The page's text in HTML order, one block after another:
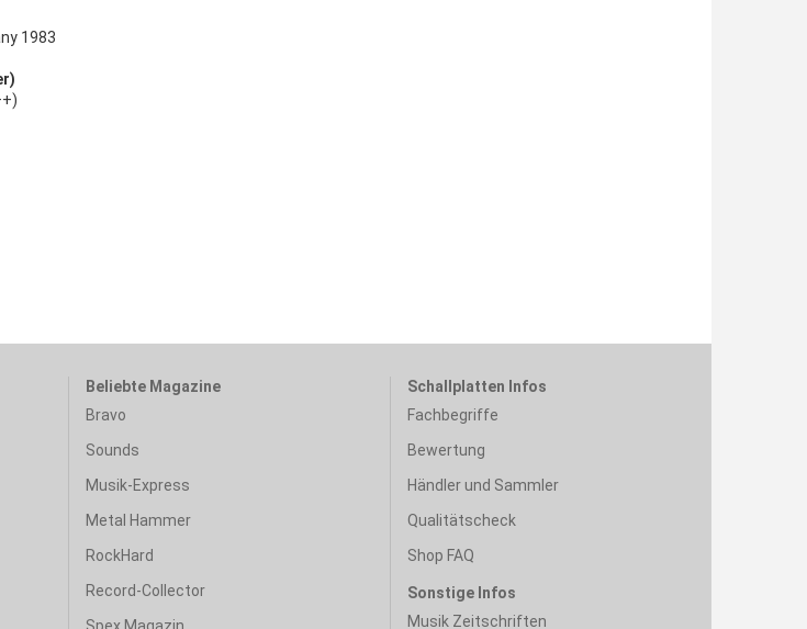
1983
Beliebte Magazine
Bravo
Sounds
Musik-Express
Metal Hammer
RockHard
Record-Collector
Schallplatten Infos
Fachbegriffe
Bewertung
Händler und Sammler
Qualitätscheck
Shop FAQ
Sonstige Infos
Musik Zeitschriften